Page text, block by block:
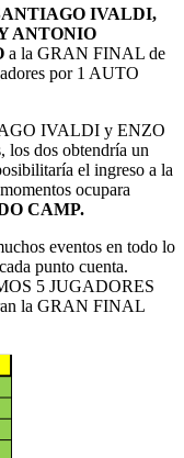
IVALDI,
ANTONIO
a la GRAN FINAL de
por 1 AUTO
IVALDI y ENZO
los dos obtendría un
el ingreso a la
ocupara
CAMP.
eventos en todo lo
punto cuenta.
5 JUGADORES
la GRAN FINAL